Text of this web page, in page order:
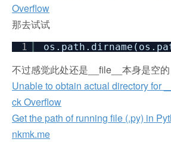
Overflow
那去试试
1
不过感觉此处还是__file__本身是空的
Unable to obtain actual directory for
ck Overflow
Get the path of running file (.py) in
nkmk.me